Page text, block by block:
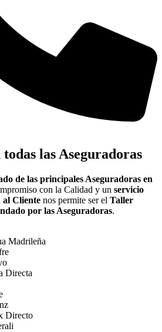
las Aseguradoras
de las principales Aseguradoras en
con la Calidad y un servicio
al Cliente nos permite ser el Taller
por las Aseguradoras.